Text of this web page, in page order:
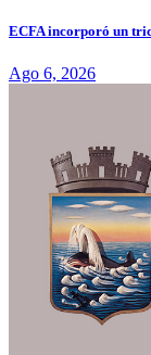
ECFA incorporó un
Ago 6, 2026